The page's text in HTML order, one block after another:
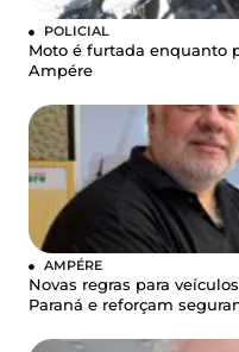
POLICIAL
Moto é furtada enquanto
Ampére
AMPÉRE
Novas regras para
Paraná e reforçam